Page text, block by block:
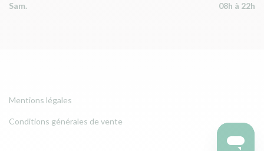
Sam.
08h à 22h
Mentions légales
Conditions générales de vente